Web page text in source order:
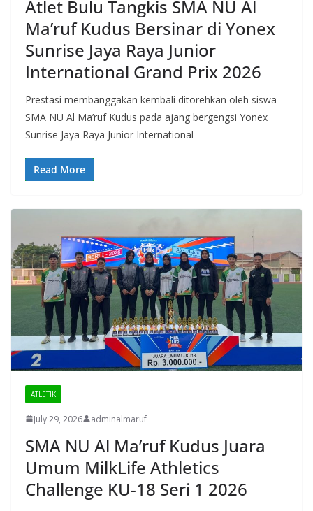
Atlet Bulu Tangkis SMA NU Al
Ma’ruf Kudus Bersinar di Yonex
Sunrise Jaya Raya Junior
International Grand Prix 2026
Prestasi membanggakan kembali ditorehkan oleh siswa
SMA NU Al Ma’ruf Kudus pada ajang bergengsi Yonex
Sunrise Jaya Raya Junior International
Read More
ATLETIK
July 29, 2026 adminalmaruf
SMA NU Al Ma’ruf Kudus Juara
Umum MilkLife Athletics
Challenge KU-18 Seri 1 2026